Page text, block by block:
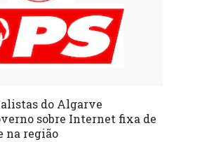
do Algarve
sobre Internet fixa de
na região